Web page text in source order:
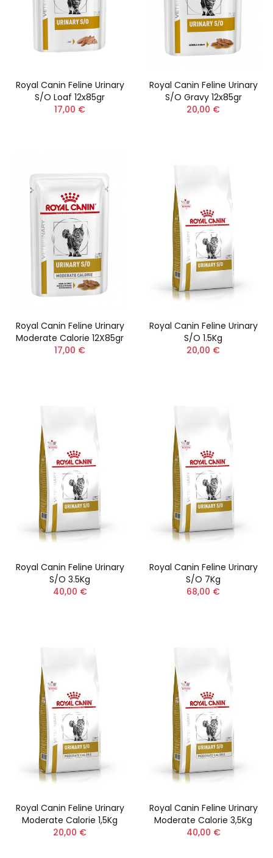
Royal Canin Feline Urinary
S/O Loaf 12x85gr
17,00 €
Royal Canin Feline Urinary
S/O Gravy 12x85gr
20,00 €
Royal Canin Feline Urinary
Moderate Calorie 12X85gr
17,00 €
Royal Canin Feline Urinary
S/O 1.5Kg
20,00 €
Royal Canin Feline Urinary
S/O 3.5Kg
40,00 €
Royal Canin Feline Urinary
S/O 7Kg
68,00 €
Royal Canin Feline Urinary
Moderate Calorie 1,5Kg
20,00 €
Royal Canin Feline Urinary
Moderate Calorie 3,5Kg
40,00 €